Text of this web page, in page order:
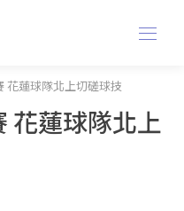
花蓮球隊北上切磋球技
花蓮球隊北上